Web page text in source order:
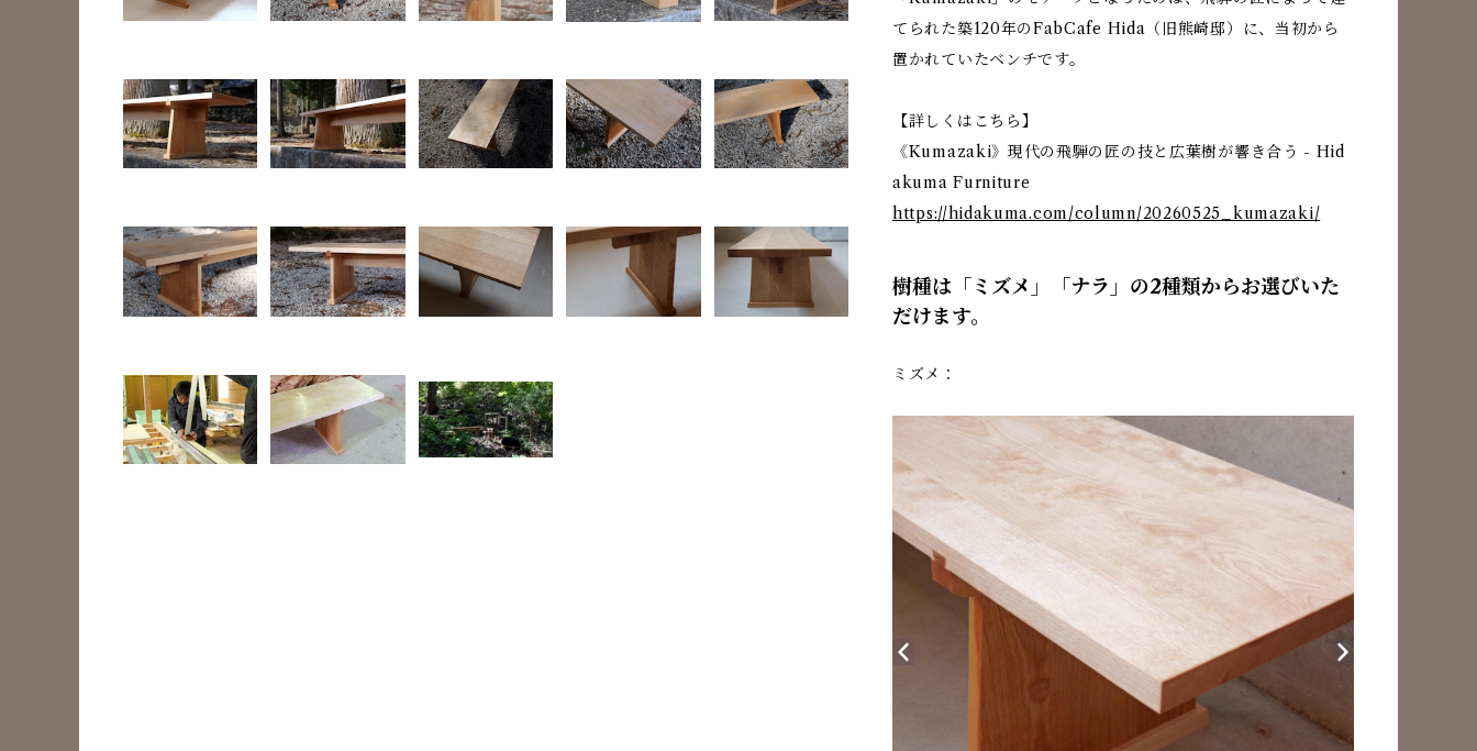
てられた築120年のFabCafe Hida（旧熊崎邸）に、当初から
置かれていたベンチです。
【詳しくはこちら】
《Kumazaki》現代の飛騨の匠の技と広葉樹が響き合う - Hid
akuma Furniture
https://hidakuma.com/column/20260525_kumazaki/
樹種は「ミズメ」「ナラ」の2種類からお選びいた
だけます。
ミズメ：